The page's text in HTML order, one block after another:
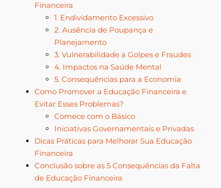
Financeira
1. Endividamento Excessivo
2. Ausência de Poupança e
Planejamento
3. Vulnerabilidade a Golpes e Fraudes
4. Impactos na Saúde Mental
5. Consequências para a Economia
Como Promover a Educação Financeira e
Evitar Esses Problemas?
Comece com o Básico
Iniciativas Governamentais e Privadas
Dicas Práticas para Melhorar Sua Educação
Financeira
Conclusão sobre as 5 Consequências da Falta
de Educação Financeira